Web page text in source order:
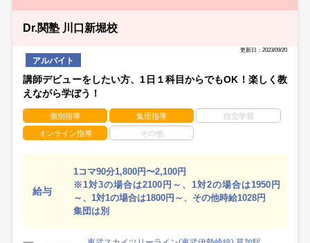
Dr.関塾 川口新堀校
更新日：2023/09/20
アルバイト
講師デビューをしたい方、1日１科目からでもOK！楽しく教
えながら学ぼう！
個別指導 集団指導 自立学習
オンライン指導 その他
給与
1コマ90分1,800円〜2,100円
※1対3の場合は2100円～、1対2の場合は1950円
～、1対1の場合は1800円～、その他時給1028円
集団は別